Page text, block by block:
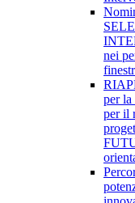
nei
per
per il